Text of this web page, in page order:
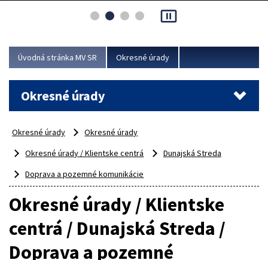
asociácie poisťovní (SLASPO) a Ministerstva vnútra SR.
Viac
pause_presentation
Úvodná stránka MV SR Okresné úrady
Okresné úrady
Okresné úrady
Okresné úrady
Okresné úrady / Klientske centrá
Dunajská Streda
Doprava a pozemné komunikácie
Okresné úrady / Klientske
centrá / Dunajská Streda /
Doprava a pozemné